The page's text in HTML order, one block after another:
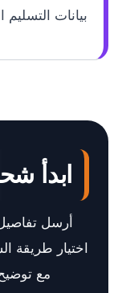
بيانات التسليم
ابدأ
أرسل
اختيار طريقة
مع